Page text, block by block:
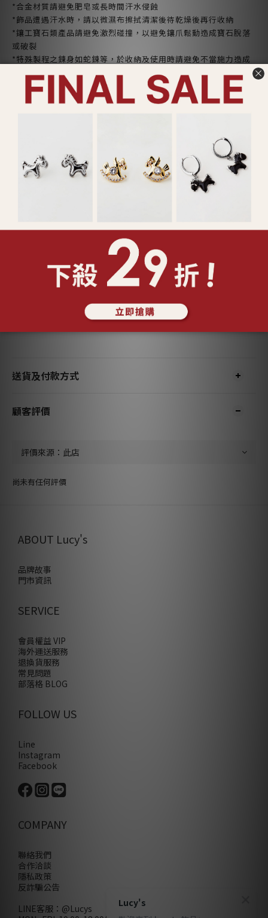
*合金材質請避免肥皂或長時間汗水侵蝕
*飾品遭遇汗水時，請以微濕布擦拭清潔後待乾燥後再行收納
*鑲工寶石類產品請避免激烈碰撞，以避免鑲爪鬆動造成寶石脫落
或破裂
*特殊製程之鍊身如蛇鍊等，於收納及使用時請避免不當施力造成
無法復原之折損
*依照消保法，針式耳環產品屬個人衛生用品，拆封即無鑑賞期
送貨及付款方式
顧客評價
尚未有任何評價
ABOUT Lucy's
品牌故事
門市資訊
SERVICE
會員權益 VIP
海外運送服務
退換貨服務
常見問題
部落格 BLOG
FOLLOW US
Line
Instagram
Facebook
COMPANY
聯絡我們
合作洽談
隱私政策
反詐騙公告
LINE客服： @Lucys
Lucy's